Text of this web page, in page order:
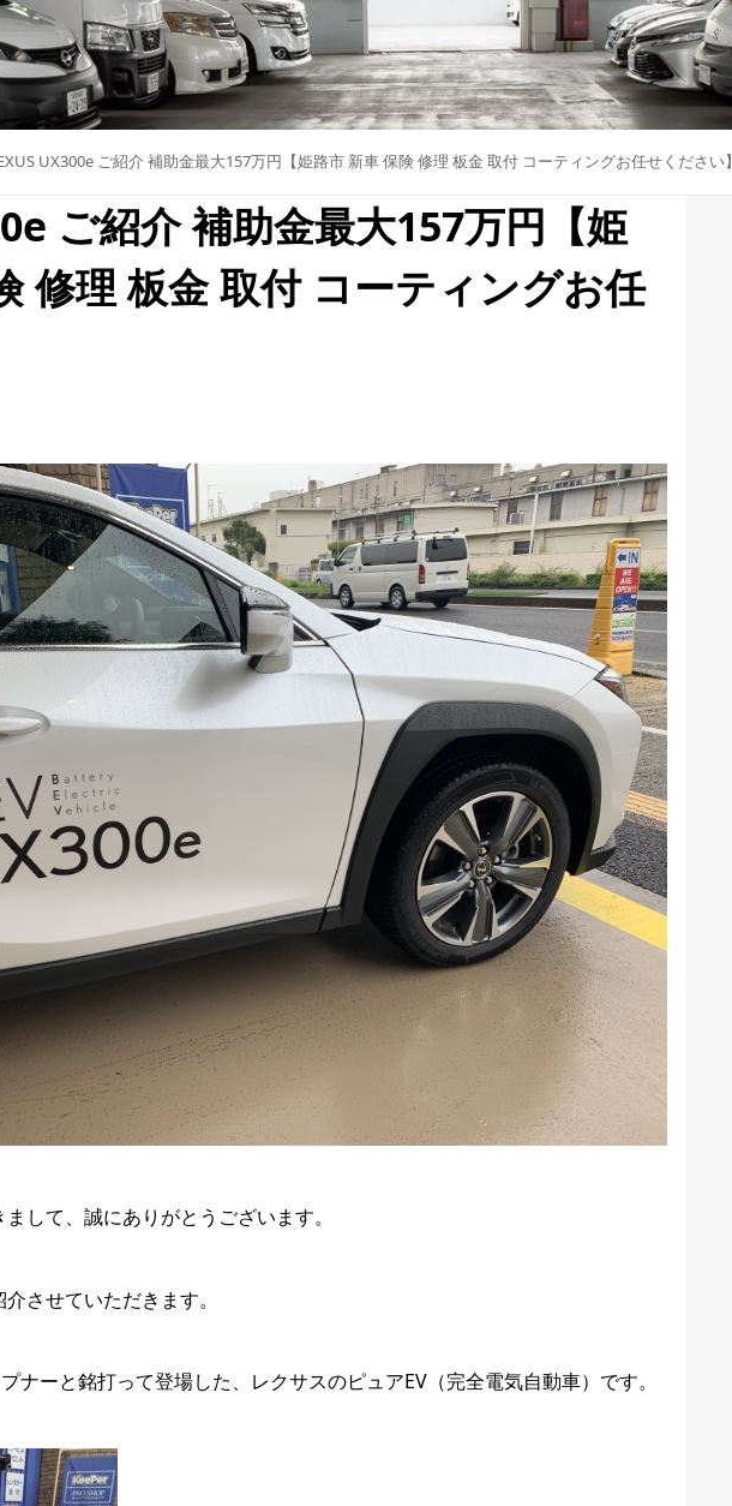
UX300e ご紹介 補助金最大157万円【姫路市 新車 保険 修理 板金 取付 コーティングお任せください】
ご紹介 補助金最大157万円【姫
修理 板金 取付 コーティングお任
して、誠にありがとうございます。
させていただきます。
ナーと銘打って登場した、レクサスのピュアEV（完全電気自動車）です。